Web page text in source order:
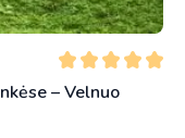
– Velnuo